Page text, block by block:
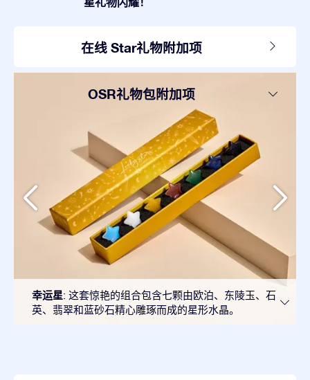
在线 Star礼物附加项
OSR礼物包附加项
幸运星: 这套惊艳的组合包含七颗由欧泊、东陵玉、石
英、翡翠和蓝砂石精心雕琢而成的星形水晶。